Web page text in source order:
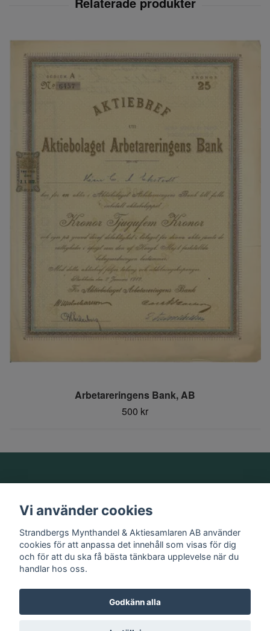
Arbetareringens Bank, AB
500 kr
Information
Sociala medier
Vi använder cookies
Strandbergs Mynthandel & Aktiesamlaren AB använder
cookies för att anpassa det innehåll som visas för dig
och för att du ska få bästa tänkbara upplevelse när du
handlar hos oss.
Godkänn alla